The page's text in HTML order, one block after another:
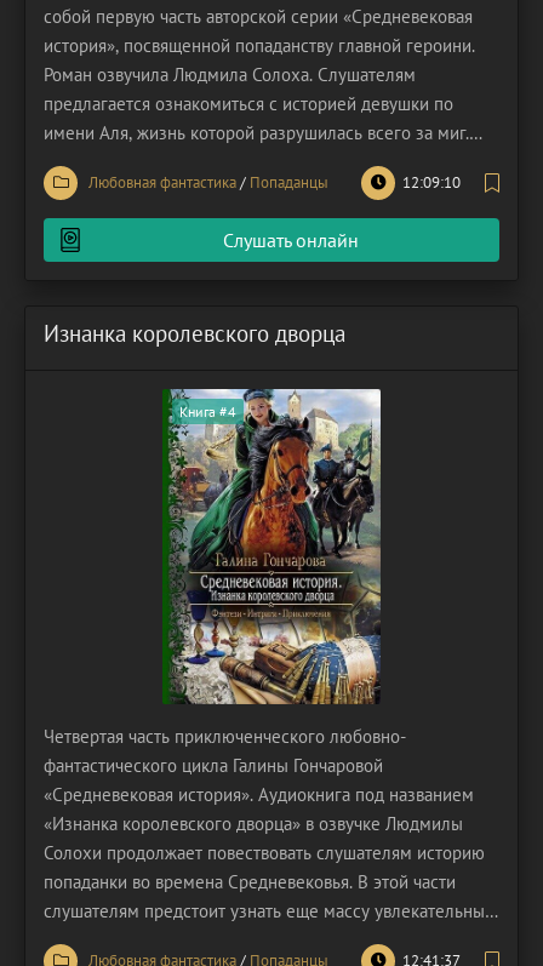
собой первую часть авторской серии «Средневековая
история», посвященной попаданству главной героини.
Роман озвучила Людмила Солоха. Слушателям
предлагается ознакомиться с историей девушки по
имени Аля, жизнь которой разрушилась всего за миг.
Девушке оставалось отучиться на хирурга всего один
год, дома её ждут мама, папа и её замечательный
молодой человек. Казалось бы, что могло пойти не так?
Однако
Любовная фантастика/ Попаданцы 12:09:10
Слушать онлайн
Изнанка королевского дворца
Книга #4
Четвертая часть приключенческого любовно-
фантастического цикла Галины Гончаровой
«Средневековая история». Аудиокнига под названием
«Изнанка королевского дворца» в озвучке Людмилы
Солохи продолжает повествовать слушателям историю
попаданки во времена Средневековья. В этой части
слушателям предстоит узнать еще массу увлекательных
подробностей о графине Лилиан. Только благодаря воле
Любовная фантастика/ Попаданцы 12:41:37